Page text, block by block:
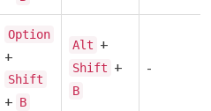
Option
+
Shift
+ B
Alt +
Shift +
B
-